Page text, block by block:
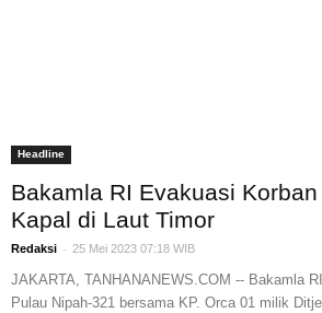
Headline
Bakamla RI Evakuasi
Kapal di Laut Timor
Redaksi - 25 Mei 2023 07:18 WIB
JAKARTA, TANHANANEWS.COM -- Bakamla
Pulau Nipah-321 bersama KP. Orca 01 milik